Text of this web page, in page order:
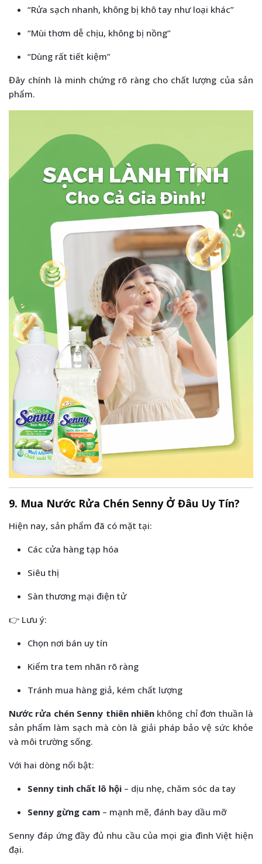
“Rửa sạch nhanh, không bị khô tay như loại khác”
“Mùi thơm dễ chịu, không bị nồng”
“Dùng rất tiết kiệm”
Đây chính là minh chứng rõ ràng cho chất lượng của sản
phẩm.
9. Mua Nước Rửa Chén Senny Ở Đâu Uy Tín?
Hiện nay, sản phẩm đã có mặt tại:
Các cửa hàng tạp hóa
Siêu thị
Sàn thương mại điện tử
👉 Lưu ý:
Chọn nơi bán uy tín
Kiểm tra tem nhãn rõ ràng
Tránh mua hàng giả, kém chất lượng
Nước rửa chén Senny thiên nhiên không chỉ đơn thuần là
sản phẩm làm sạch mà còn là giải pháp bảo vệ sức khỏe
và môi trường sống.
Với hai dòng nổi bật:
Senny tinh chất lô hội – dịu nhẹ, chăm sóc da tay
Senny gừng cam – mạnh mẽ, đánh bay dầu mỡ
Senny đáp ứng đầy đủ nhu cầu của mọi gia đình Việt hiện
đại.